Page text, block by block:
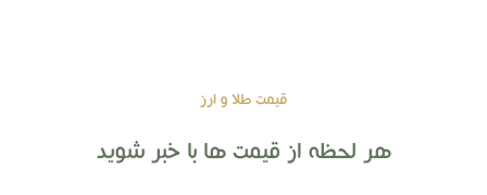
قیمت طلا و ارز
هر لحظه از قیمت ها با خبر شوید